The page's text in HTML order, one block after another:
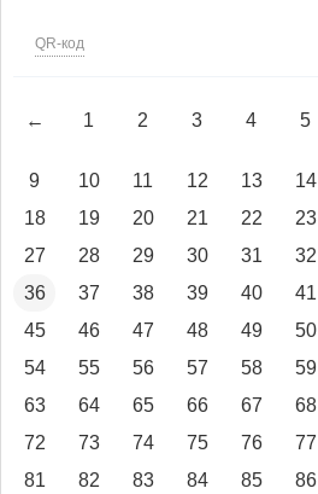
QR-код
← 1 2 3 4 5
9
10 11 12 13 14
18
19 20 21 22 23
27
28 29 30 31 32
36
37 38 39 40 41
45
46 47 48 49 50
54
55 56 57 58 59
63
64 65 66 67 68
72
73 74 75 76 77
81
82 83 84 85 86